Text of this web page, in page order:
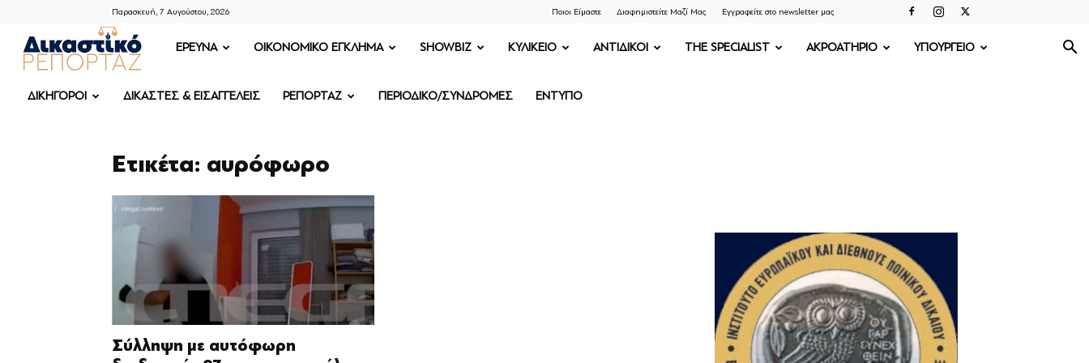
Παρασκευή, 7 Αυγούστου, 2026 Ποιοι Είμαστε Διαφημιστείτε Μαζί Μας Εγγραφείτε στο newsletter μας
ΔΙΚΑΣΤΙΚΟ
ΡΕΠΟΡΤΑΖ
ΕΡΕΥΝΑ OIKONOMIKO ΕΓΚΛΗΜΑ SHOWBIZ ΚΥΛΙΚΕΙΟ ΑΝΤΙΔΙΚΟΙ THE SPECIALIST ΑΚΡΟΑΤΗΡΙΟ ΥΠΟΥΡΓΕΙΟ
ΔΙΚΗΓΟΡΟΙ ΔΙΚΑΣΤΕΣ & ΕΙΣΑΓΓΕΛΕΙΣ ΡΕΠΟΡΤΑΖ ΠΕΡΙΟΔΙΚΟ/ΣΥΝΔΡΟΜΕΣ ΕΝΤΥΠΟ
Ετικέτα: αυρόφωρο
Σύλληψη με αυτόφωρη